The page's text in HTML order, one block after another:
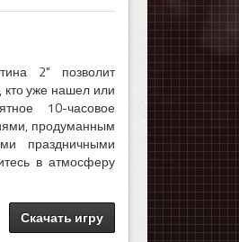
2" позволит
уже нашел или
10-часовое
продуманным
праздничными
в атмосферу
Скачать игру